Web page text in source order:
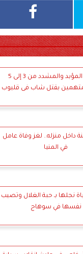
السجن المؤبد والمشدد من 3 إلى 5
بقتل شاب فى قليوب
داخل منزله.. لغز وفاة عامل
في المنيا
نجلها بـ حبة الغلال وتصيب
نفسها في سوهاج